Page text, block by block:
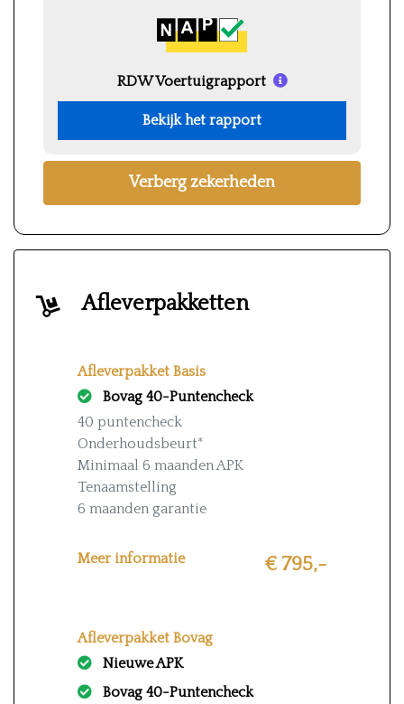
RDW Voertuigrapport
Bekijk het rapport
Verberg zekerheden
Afleverpakketten
Afleverpakket Basis
Bovag 40-Puntencheck
40 puntencheck
Onderhoudsbeurt*
Minimaal 6 maanden APK
Tenaamstelling
6 maanden garantie
* Exclusief banden en vervanging
Meer informatie € 795,-
Afleverpakket Bovag
Nieuwe APK
Bovag 40-Puntencheck